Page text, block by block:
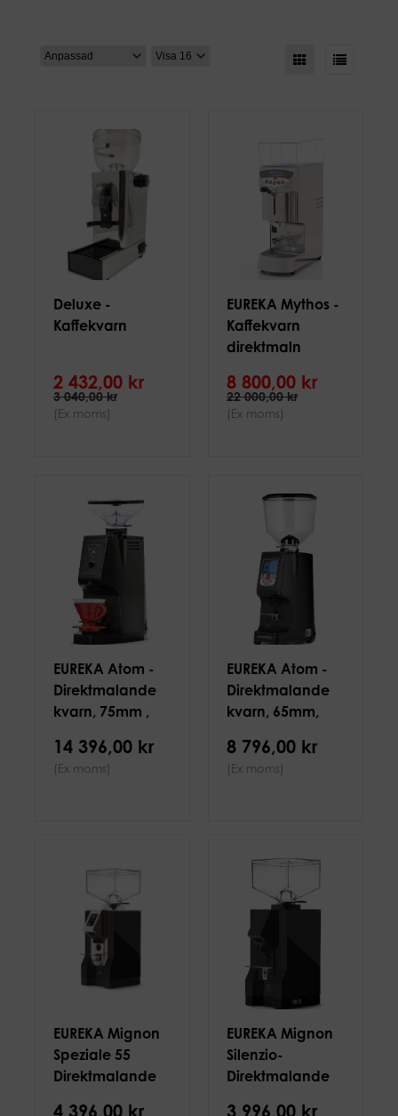
Deluxe -
Kaffekvarn
2 432,00 kr
3 040,00 kr
(Ex moms)
EUREKA Mythos -
Kaffekvarn
direktmaln
8 800,00 kr
22 000,00 kr
(Ex moms)
EUREKA Atom -
Direktmalande
kvarn, 75mm ,
14 396,00 kr
(Ex moms)
EUREKA Atom -
Direktmalande
kvarn, 65mm,
8 796,00 kr
(Ex moms)
EUREKA Mignon
Speziale 55
Direktmalande
4 396,00 kr
EUREKA Mignon
Silenzio-
Direktmalande
3 996,00 kr